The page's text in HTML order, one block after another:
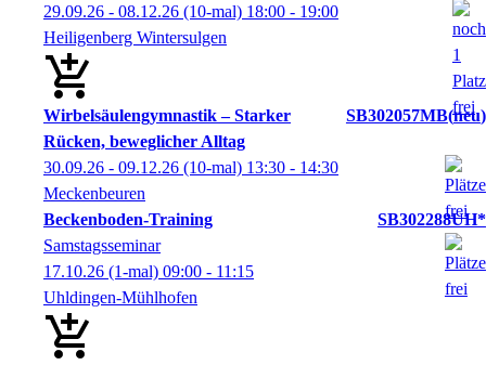
29.09.26 - 08.12.26 (10-mal) 18:00 - 19:00
Heiligenberg Wintersulgen
Wirbelsäulengymnastik – Starker
Rücken, beweglicher Alltag
SB302057MB neu
30.09.26 - 09.12.26 (10-mal) 13:30 - 14:30
Meckenbeuren
Beckenboden-Training
SB302288UH*
Samstagsseminar
17.10.26 (1-mal) 09:00 - 11:15
Uhldingen-Mühlhofen